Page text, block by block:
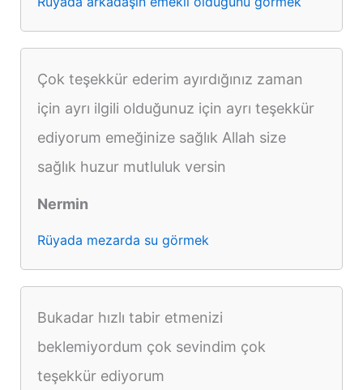
Çok teşekkür ederim ayırdığınız zaman
için ayrı ilgili olduğunuz için ayrı teşekkür
ediyorum emeğinize sağlık Allah size
sağlık huzur mutluluk versin
Nermin
Rüyada mezarda su görmek
Bukadar hızlı tabir etmenizi
beklemiyordum çok sevindim çok
teşekkür ediyorum